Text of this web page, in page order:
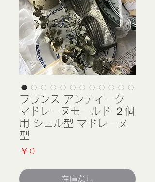
フランス アンティーク
マドレーヌモールド ２個
用 シェル型 マドレーヌ
型
￥0
在庫なし